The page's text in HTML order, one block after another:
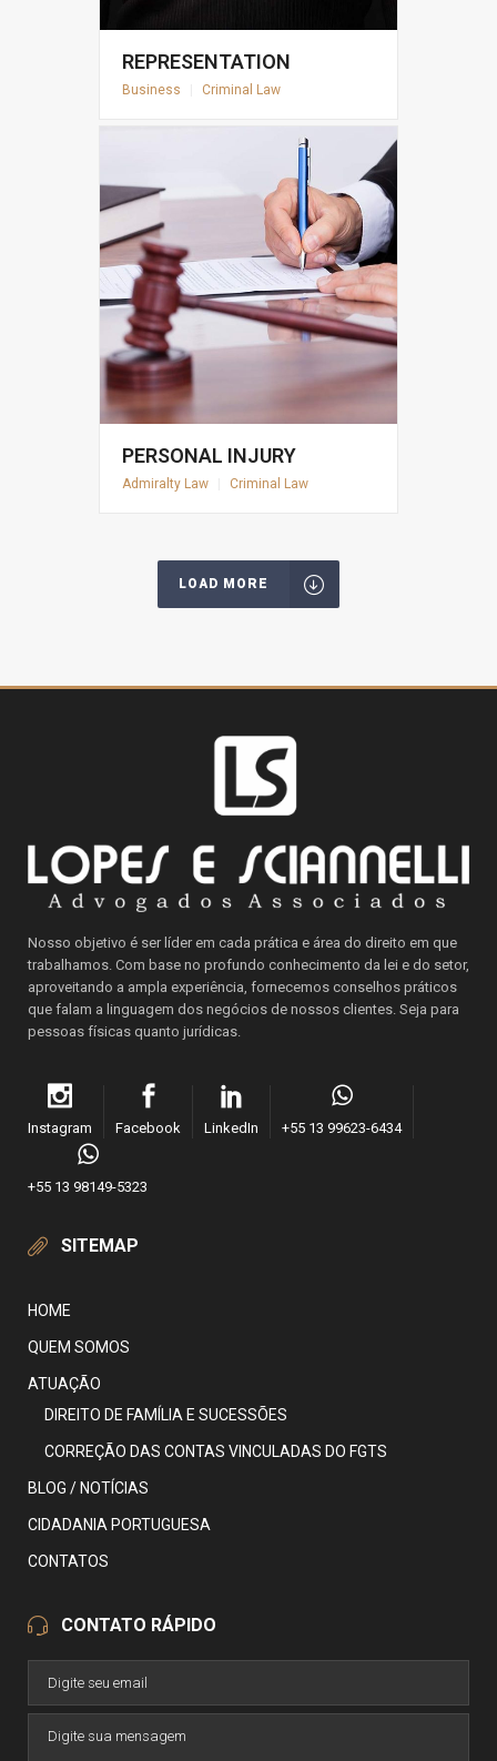
REPRESENTATION
Business Criminal Law
PERSONAL INJURY
Admiralty Law Criminal Law
LOAD MORE
Nosso objetivo é ser líder em cada prática e área do direito em que
trabalhamos. Com base no profundo conhecimento da lei e do setor,
aproveitando a ampla experiência, fornecemos conselhos práticos
que falam a linguagem dos negócios de nossos clientes. Seja para
pessoas físicas quanto jurídicas.
Instagram Facebook LinkedIn +55 13 99623-6434
+55 13 98149-5323
SITEMAP
HOME
QUEM SOMOS
ATUAÇÃO
DIREITO DE FAMÍLIA E SUCESSÕES
CORREÇÃO DAS CONTAS VINCULADAS DO FGTS
BLOG / NOTÍCIAS
CIDADANIA PORTUGUESA
CONTATOS
CONTATO RÁPIDO